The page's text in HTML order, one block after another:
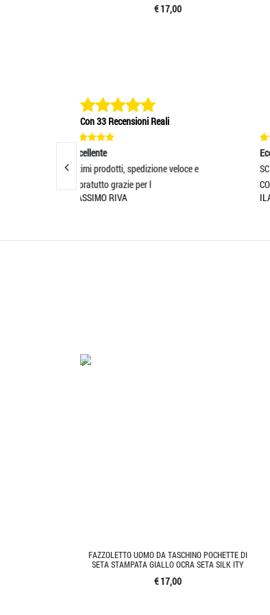
€ 17,00
Con 33 Recensioni Reali
Eccellente
SCIARPA BELLISSIMA ED OTTIMO TESSUTO!
COLORI COME DA FOTO...
ILARIA
'.'
FAZZOLETTO UOMO DA TASCHINO POCHETTE DI
SETA STAMPATA GIALLO OCRA SETA SILK ITY
€ 17,00